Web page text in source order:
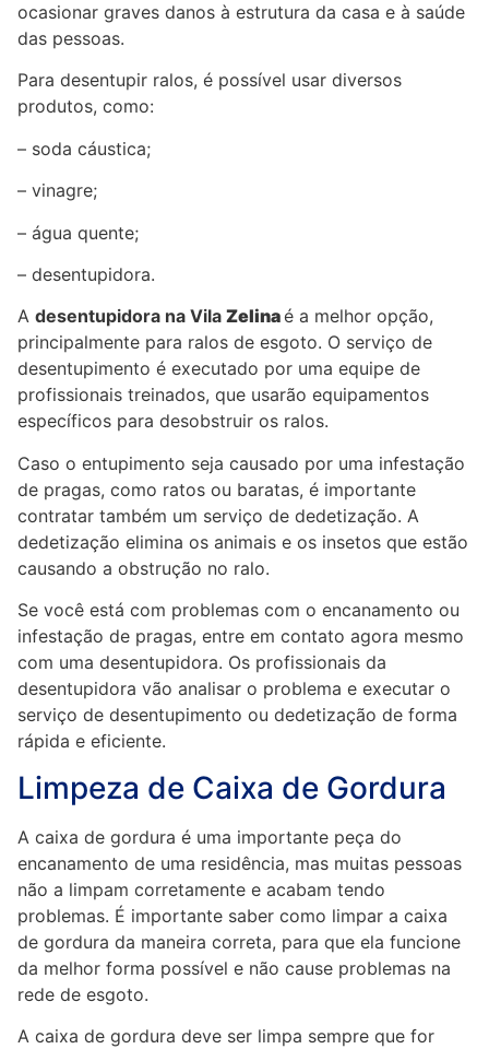
ocasionar graves danos à estrutura da casa e à saúde
das pessoas.
Para desentupir ralos, é possível usar diversos
produtos, como:
– soda cáustica;
– vinagre;
– água quente;
– desentupidora.
A desentupidora na Vila Zelinaé a melhor opção,
principalmente para ralos de esgoto. O serviço de
desentupimento é executado por uma equipe de
profissionais treinados, que usarão equipamentos
específicos para desobstruir os ralos.
Caso o entupimento seja causado por uma infestação
de pragas, como ratos ou baratas, é importante
contratar também um serviço de dedetização. A
dedetização elimina os animais e os insetos que estão
causando a obstrução no ralo.
Se você está com problemas com o encanamento ou
infestação de pragas, entre em contato agora mesmo
com uma desentupidora. Os profissionais da
desentupidora vão analisar o problema e executar o
serviço de desentupimento ou dedetização de forma
rápida e eficiente.
Limpeza de Caixa de Gordura
A caixa de gordura é uma importante peça do
encanamento de uma residência, mas muitas pessoas
não a limpam corretamente e acabam tendo
problemas. É importante saber como limpar a caixa
de gordura da maneira correta, para que ela funcione
da melhor forma possível e não cause problemas na
rede de esgoto.
A caixa de gordura deve ser limpa sempre que for